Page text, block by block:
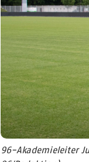
96-Akademieleiter